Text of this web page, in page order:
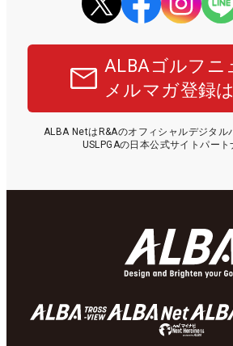
ALBAゴルフニ
メルマガ登録
ALBA NetはR&Aのオフィシャルデジタル
USLPGAの日本公式サイトパート